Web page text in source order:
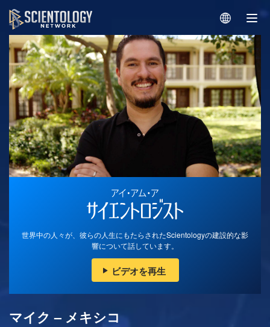
世界中の人々が、彼らの人生にもたらされたScientologyの建設的な影
響について話しています。
ビデオを再生
マイク – メキシコ